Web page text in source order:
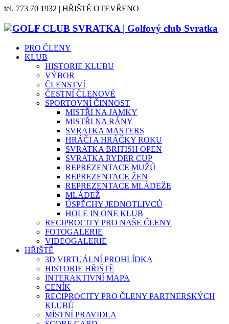
tel. 773 70 1932 | HŘIŠTĚ OTEVŘENO
PRO ČLENY
KLUB
HISTORIE KLUBU
VÝBOR
ČLENSTVÍ
ČESTNÍ ČLENOVÉ
SPORTOVNÍ ČINNOST
MISTŘI NA JAMKY
MISTŘI NA RÁNY
SVRATKA MASTERS
HRÁČI A HRÁČKY ROKU
SVRATKA BRITISH OPEN
SVRATKA RYDER CUP
REPREZENTACE MUŽŮ
REPREZENTACE ŽEN
REPREZENTACE MLÁDEŽE
MLÁDEŽ
ÚSPĚCHY JEDNOTLIVCŮ
HOLE IN ONE KLUB
RECIPROCITY PRO NAŠE ČLENY
FOTOGALERIE
VIDEOGALERIE
HŘIŠTĚ
3D VIRTUÁLNÍ PROHLÍDKA
HISTORIE HŘIŠTĚ
INTERAKTIVNÍ MAPA
CENÍK
RECIPROCITY PRO ČLENY PARTNERSKÝCH
KLUBŮ
MÍSTNÍ PRAVIDLA